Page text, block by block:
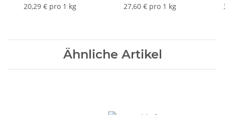
20,29 € pro 1 kg
27,60 € pro 1 kg
Ähnliche Artikel